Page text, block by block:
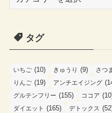
タグ
いちご (10) きゅうり (9) さつ
りんご (19) アンチエイジング
グルテンフリー (155) ココア
ダイエット (165) デトックス